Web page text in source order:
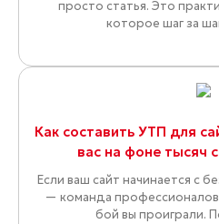
просто статья. Это
которое шаг за
Как составить УТП для
вас на фоне тысяч
Если ваш сайт начинается с
— команда
бой вы проиграли.